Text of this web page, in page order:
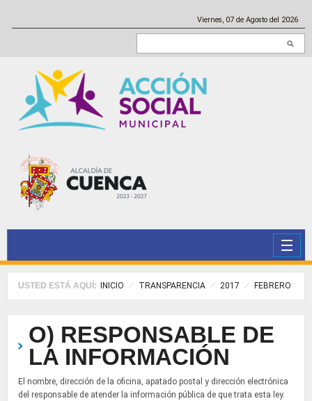
Viernes, 07 de Agosto del 2026
USTED ESTÁ AQUÍ: INICIO TRANSPARENCIA 2017 FEBRERO
O) RESPONSABLE DE
LA INFORMACIÓN
El nombre, dirección de la oficina, apatado postal y dirección electrónica
del responsable de atender la información pública de que trata esta ley.